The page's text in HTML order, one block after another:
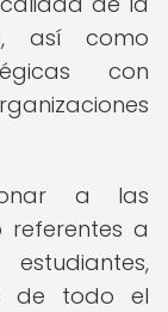
así como
con
a las
referentes a
de todo el